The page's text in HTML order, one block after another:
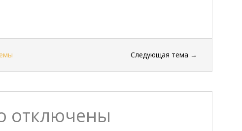
Следующая тема →
отключены